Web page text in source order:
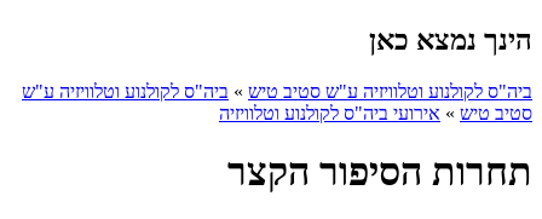
הינך נמצא כאן
ביה"ס לקולנוע וטלוויזיה ע"ש סטיב טיש » ביה"ס לקולנוע וטלוויזיה ע"ש
סטיב טיש » אירועי ביה"ס לקולנוע וטלוויזיה
תחרות הסיפור הקצר